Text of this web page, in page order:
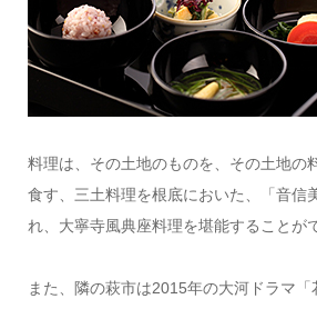
料理は、その土地のものを、その土地の
食す、三土料理を根底においた、「音信
れ、大寧寺風典座料理を堪能することが
また、隣の萩市は2015年の大河ドラマ「